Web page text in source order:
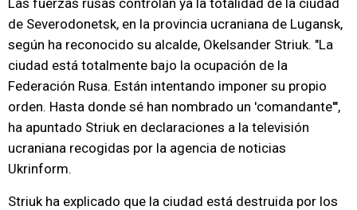
Las fuerzas rusas controlan ya la totalidad de la ciudad
de Severodonetsk, en la provincia ucraniana de Lugansk,
según ha reconocido su alcalde, Okelsander Striuk. "La
ciudad está totalmente bajo la ocupación de la
Federación Rusa. Están intentando imponer su propio
orden. Hasta donde sé han nombrado un 'comandante'",
ha apuntado Striuk en declaraciones a la televisión
ucraniana recogidas por la agencia de noticias
Ukrinform.
Striuk ha explicado que la ciudad está destruida por los